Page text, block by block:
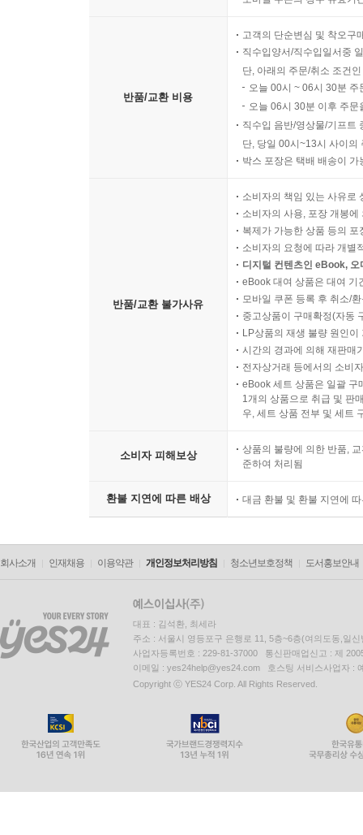
8.2 AWS CloudTrail 모범 사례 조치 사항
1.4 전송 게이트웨이 리전 간 피어랑 설정
찾아보기
반품/교환 비용
고객의 단순변심 및 착오구
직수입양서/직수입일서중
단, 아래의 주문/취소 조건
오늘 00시 ~ 06시 30분
오늘 06시 30분 이후 주
직수입 음반/영상물/기프트
단, 당일 00시~13시 사이의
박스 포장은 택배 배송이
반품/교환 불가사유
소비자의 책임 있는 사유로
소비자의 사용, 포장 개봉
복제가 가능한 상품 등의
소비자의 요청에 따라 개별
디지털 컨텐츠인 eBook,
eBook 대여 상품은 대여 기
모바일 쿠폰 등록 후 취소/
중고상품이 구매확정(자동
LP상품의 재생 불량 원인
시간의 경과에 의해 재판매
전자상거래 등에서의 소비
eBook 세트 상품은 일괄 구
1개의 상품으로 취급 및 판
우, 세트 상품 전부 및 세트
소비자 피해보상
상품의 불량에 의한 반품,
준하여 처리됨
환불 지연에 따른 배상 대금 환불 및 환불 지연에
회사소개 인재채용 이용약관 개인정보처리방침 청소년보호정책 도서홍보안내
대표 : 김석환, 최세라
주소 : 서울시 영등포구 은행로 11, 5층~6층(여의도동,일신
사업자등록번호 : 229-81-37000 통신판매업신고 : 제
이메일 : yes24help@yes24.com 호스팅 서비스사업자 :
Copyright ⓒ YES24 Corp. All Rights Reserved.